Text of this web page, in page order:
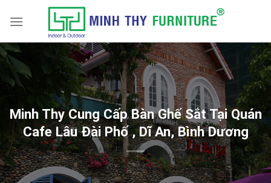
Minh Thy Cung Cấp Bàn Ghế Sắt Tại Quán
Cafe Lâu Đài Phố , Dĩ An, Bình Dương